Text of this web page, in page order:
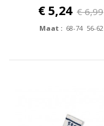
my World
€ 5,24 € 6,99
Maat : 68-74 56-62